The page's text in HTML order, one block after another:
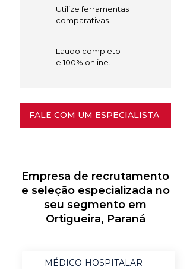
Utilize ferramentas
comparativas.
Laudo completo
e 100% online.
FALE COM UM ESPECIALISTA
Empresa de recrutamento
e seleção especializada no
seu segmento em
Ortigueira, Paraná
MÉDICO-HOSPITALAR